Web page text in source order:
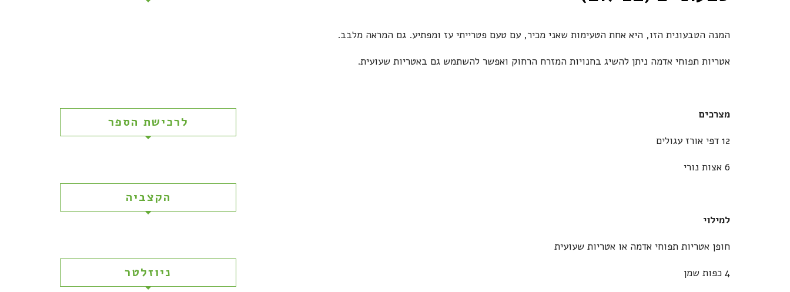
המנה הטבעונית הזו, היא אחת הטעימות שאני מכיר, עם טעם פטרייתי עז ומפתיע. גם המראה מלבב.
אטריות תפוחי אדמה ניתן להשיג בחנויות המזרח הרחוק ואפשר להשתמש גם באטריות שעועית.
מצרכים
12 דפי אורז עגולים
6 אצות נורי
למילוי
חופן אטריות תפוחי אדמה או אטריות שעועית
4 כפות שמן
לרכישת הספר
הקצביה
ניוזלטר